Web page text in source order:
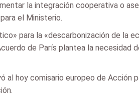
la integración cooperativa o
el Ministerio.
para la «descarbonización de la
de París plantea la necesidad
al hoy comisario europeo de Acción